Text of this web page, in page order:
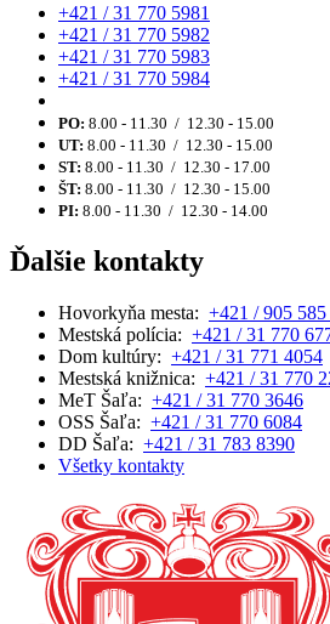
+421 / 31 770 5981
+421 / 31 770 5982
+421 / 31 770 5983
+421 / 31 770 5984
PO: 8.00 - 11.30 / 12.30 - 15.00
UT: 8.00 - 11.30 / 12.30 - 15.00
ST: 8.00 - 11.30 / 12.30 - 17.00
ŠT: 8.00 - 11.30 / 12.30 - 15.00
PI: 8.00 - 11.30 / 12.30 - 14.00
Ďalšie kontakty
Hovorkyňa mesta: +421 / 905 585
Mestská polícia: +421 / 31 770
Dom kultúry: +421 / 31 771 4054
Mestská knižnica: +421 / 31 770
MeT Šaľa: +421 / 31 770 3646
OSS Šaľa: +421 / 31 770 6084
DD Šaľa: +421 / 31 783 8390
Všetky kontakty